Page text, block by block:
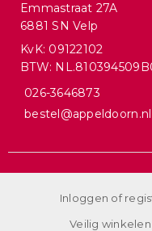
Emmastraat 27A
6881 SN Velp
KvK: 09122102
BTW:
026-3646873
bestel@appeldoorn.nl
Inloggen of
Veilig winkelen